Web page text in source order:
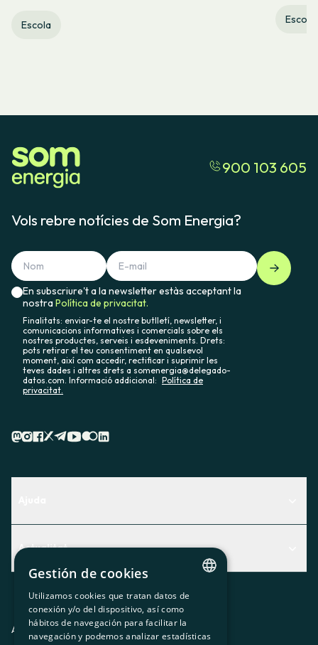
Escola Escola
900 103 605
Vols rebre notícies de Som Energia?
En subscriure't a la newsletter estàs acceptant la
nostraPolítica de privacitat.
Finalitats: enviar-te el nostre butlletí, newsletter, i
comunicacions informatives i comercials sobre els
nostres productes, serveis i esdeveniments. Drets:
pots retirar el teu consentiment en qualsevol
moment, així com accedir, rectificar i suprimir les
teves dades i altres drets a somenergia@delegado-
datos.com. Informació addicional: Política de
privacitat.
Descobreix quin servei t'encaixa millor
Contacte
Actualitat
Actualitat
El racó de la sòcia
Premsa
Avis legalPolítica de privacitat Política de cookies
CATALAN
SPANISH
Gestión de cookies
Utilizamos cookies que tratan datos de
conexión y/o del dispositivo, así como
hábitos de navegación para facilitar la
navegación y podemos analizar estadísticas